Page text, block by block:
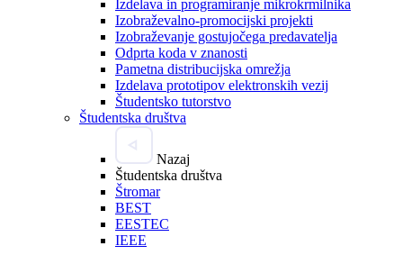
Izdelava in programiranje mikrokrmilnika
Izobraževalno-promocijski projekti
Izobraževanje gostujočega predavatelja
Odprta koda v znanosti
Pametna distribucijska omrežja
Izdelava prototipov elektronskih vezij
Študentsko tutorstvo
Študentska društva
Nazaj
Študentska društva
Štromar
BEST
EESTEC
IEEE